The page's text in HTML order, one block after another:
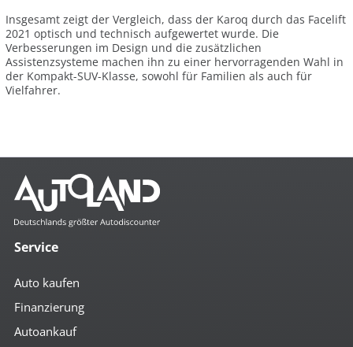
Insgesamt zeigt der Vergleich, dass der Karoq durch das Facelift
2021 optisch und technisch aufgewertet wurde. Die
Verbesserungen im Design und die zusätzlichen
Assistenzsysteme machen ihn zu einer hervorragenden Wahl in
der Kompakt-SUV-Klasse, sowohl für Familien als auch für
Vielfahrer.
Service
Auto kaufen
Finanzierung
Autoankauf